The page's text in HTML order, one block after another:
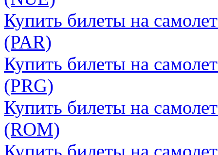
Купить билеты на
(PAR)
Купить билеты на
(PRG)
Купить билеты на
(ROM)
Купить билеты на